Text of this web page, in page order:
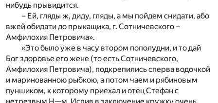
нибудь прывидится.
– Ей, гляды ж, диду, гляды, а мы пойдем снидати, або
вжей обидати до прыкащика, г. Сотничевского –
Амфилохия Петровича».
«Это было уже в часу втором пополудни, и то дай
Бог здоровье его жене (то есть Сотничевского,
Амфилохия Петровича), подкрепились сперва водочкой
и маринованною рыбкою, а потом чаем и рябиновым
пуншиком, к которому приехал и отец Стефан с